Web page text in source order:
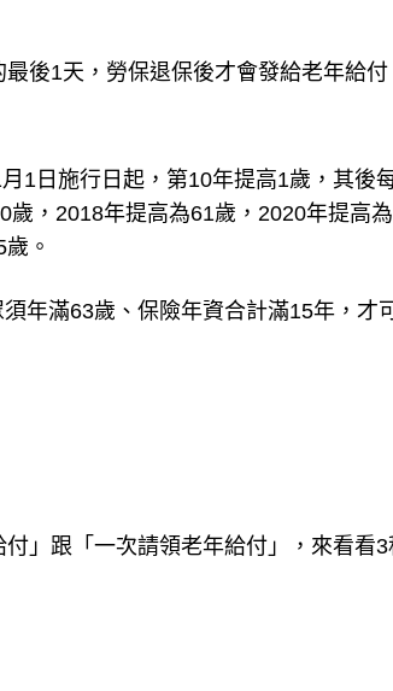
後1天，勞保退保後才會發給老年給付
1日施行日起，第10年提高1歲，其後
，2018年提高為61歲，2020年提高
。
年滿63歲、保險年資合計滿15年，才
」跟「一次請領老年給付」，來看看3